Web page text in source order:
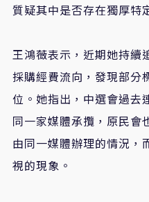
質疑其中是否存在獨厚特
王鴻薇表示，近期她持續
採購經費流向，發現部分
位。她指出，中選會過去
同一家媒體承攬，原民會
由同一媒體辦理的情況，
視的現象。